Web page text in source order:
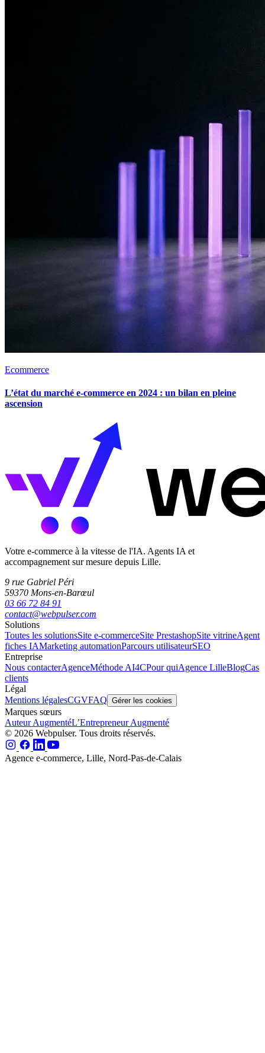
Ecommerce
L’état du marché e-commerce en 2024 : un bilan en pleine
ascension
Votre e-commerce à la vitesse de l'IA. Agents IA et
accompagnement sur mesure depuis Lille.
9 rue Gabriel Péri
59370 Mons-en-Barœul
03 66 72 84 91
contact@webpulser.com
Solutions
Toutes les solutionsSite e-commerceSite PrestashopSite vitrineAgent
fiches IAMarketing automationParcours utilisateurSEO
Entreprise
Nous contacterAgenceMéthode AI4CPour quiAgence LilleBlogCas
clients
Légal
Mentions légalesCGVFAQ Gérer les cookies
Marques sœurs
Auteur AugmentéL’Entrepreneur Augmenté
© 2026 Webpulser. Tous droits réservés.
Agence e-commerce, Lille, Nord-Pas-de-Calais